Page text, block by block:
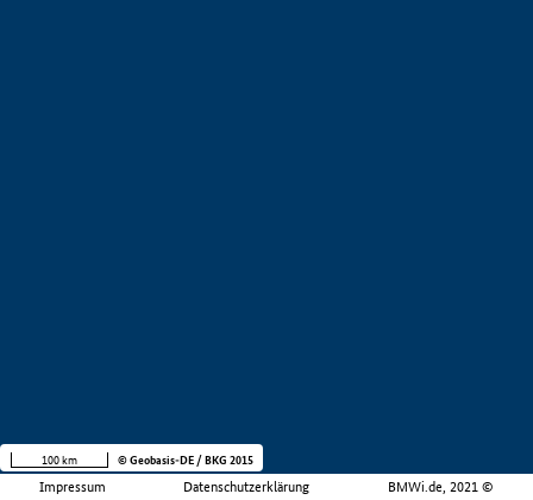
Impressum Datenschutzerklärung BMWi.de, 2021 ©
100 km © Geobasis-DE / BKG 2015